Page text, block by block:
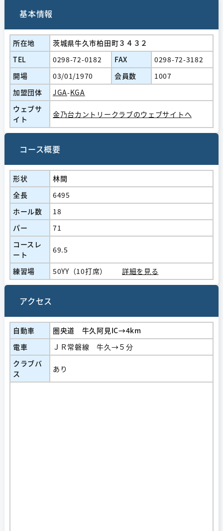
基本情報
所在地
茨城県牛久市柏田町３４３２
TEL
0298-72-0182 FAX
0298-72-3182
開場
03/01/1970 会員数
1007
加盟団体
JGA-KGA
ウェブサ
イト
金乃台カントリークラブのウェブサイトへ
コース概要
形状
林間
全長
6495
ホール数
18
パー
71
コースレ
ート
69.5
練習場 50YY（10打席） 詳細を見る
アクセス
自動車
圏央道 牛久阿見IC→4km
電車
ＪＲ常磐線 牛久→５分
クラブバ
ス
あり